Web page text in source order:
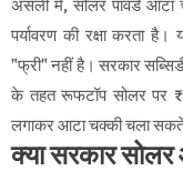
असली में, सोलर पावर्ड आटा
पर्यावरण की रक्षा करता
"फ्री" नहीं है। सरकार
के तहत रूफटॉप सोलर पर
लगाकर आटा चक्की चला
क्या सरकार सोलर